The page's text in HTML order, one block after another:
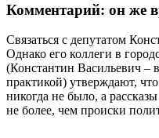
Комментарий: он же
Связаться с депутатом
Однако его коллеги в
(Константин Васильевич –
практикой) утверждают,
никогда не было, а
не более, чем происки